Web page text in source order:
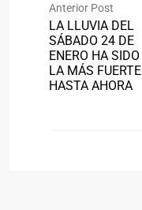
Anterior Post
LA LLUVIA DEL
SÁBADO 24 DE
ENERO HA SIDO
LA MÁS FUERTE
HASTA AHORA